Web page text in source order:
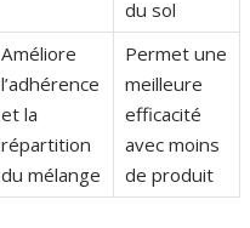
du sol
Améliore
l’adhérence
et la
répartition
du mélange
Permet une
meilleure
efficacité
avec moins
de produit